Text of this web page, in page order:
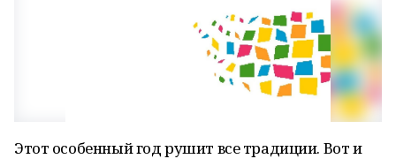
Этот особенный год рушит все традиции. Вот и